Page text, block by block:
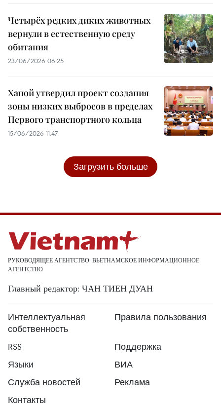
Четырёх редких диких животных
вернули в естественную среду
обитания
23/06/2026 06:25
Ханой утвердил проект создания
зоны низких выбросов в пределах
Первого транспортного кольца
15/06/2026 11:47
Загрузить больше
РУКОВОДЯЩЕЕ АГЕНТСТВО: ВЬЕТНАМСКОЕ ИНФОРМАЦИОННОЕ
АГЕНТСТВО
Главный редактор: ЧАН ТИЕН ДУАН
Интеллектуальная
собственность
Правила пользования
RSS
Поддержка
Языки
ВИА
Служба новостей
Реклама
Контакты